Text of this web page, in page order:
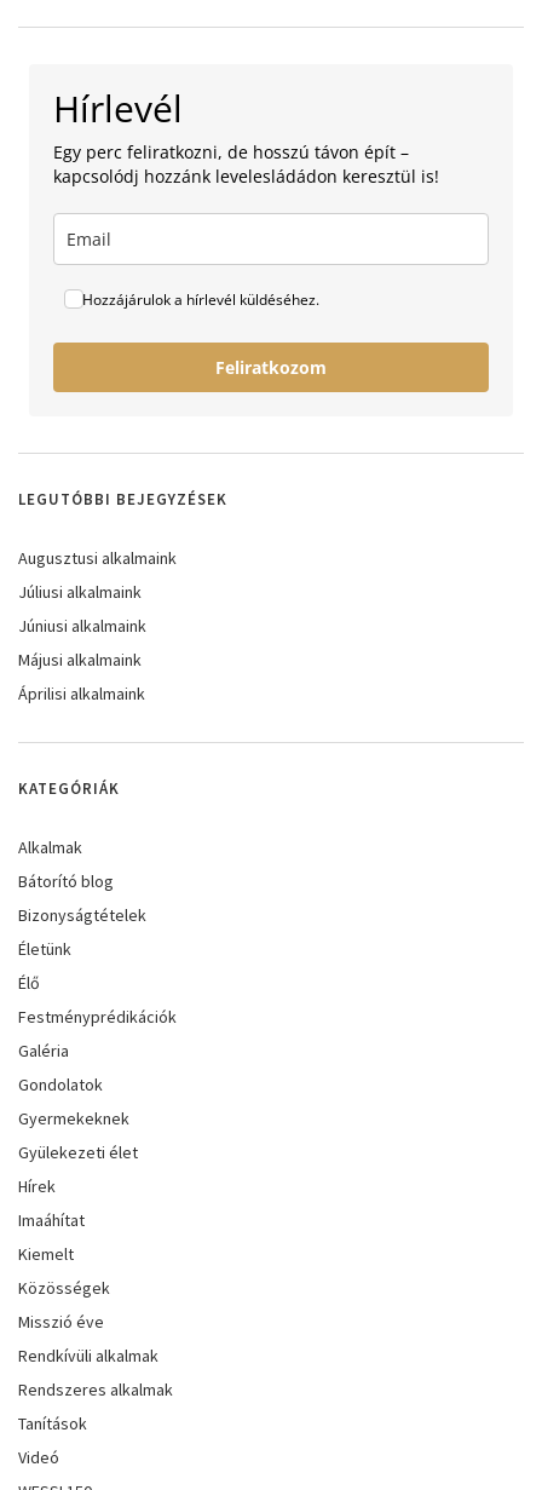
Hírlevél
Egy perc feliratkozni, de hosszú távon épít –
kapcsolódj hozzánk levelesládádon keresztül is!
Hozzájárulok a hírlevél küldéséhez.
Feliratkozom
LEGUTÓBBI BEJEGYZÉSEK
Augusztusi alkalmaink
Júliusi alkalmaink
Júniusi alkalmaink
Májusi alkalmaink
Áprilisi alkalmaink
KATEGÓRIÁK
Alkalmak
Bátorító blog
Bizonyságtételek
Életünk
Élő
Festményprédikációk
Galéria
Gondolatok
Gyermekeknek
Gyülekezeti élet
Hírek
Imaáhítat
Kiemelt
Közösségek
Misszió éve
Rendkívüli alkalmak
Rendszeres alkalmak
Tanítások
Videó